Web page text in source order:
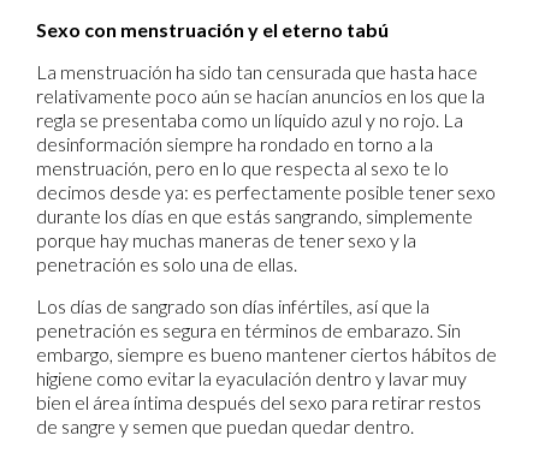
Sexo con menstruación y el eterno tabú
La menstruación ha sido tan censurada que hasta hace
relativamente poco aún se hacían anuncios en los que la
regla se presentaba como un líquido azul y no rojo. La
desinformación siempre ha rondado en torno a la
menstruación, pero en lo que respecta al sexo te lo
decimos desde ya: es perfectamente posible tener sexo
durante los días en que estás sangrando, simplemente
porque hay muchas maneras de tener sexo y la
penetración es solo una de ellas.
Los días de sangrado son días infértiles, así que la
penetración es segura en términos de embarazo. Sin
embargo, siempre es bueno mantener ciertos hábitos de
higiene como evitar la eyaculación dentro y lavar muy
bien el área íntima después del sexo para retirar restos
de sangre y semen que puedan quedar dentro.